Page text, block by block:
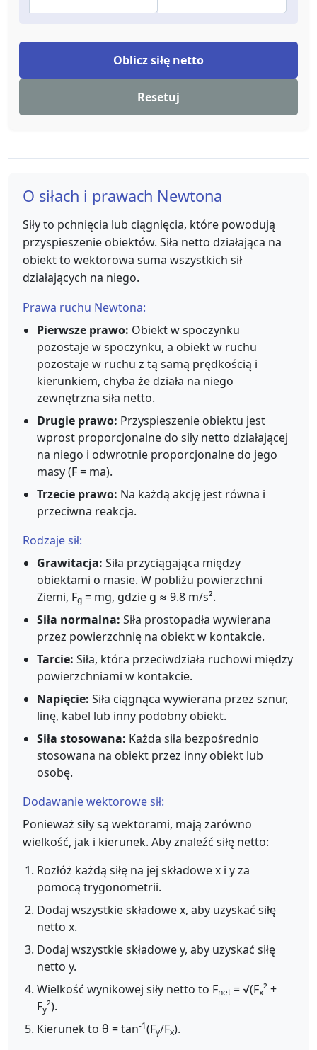
Oblicz siłę netto
Resetuj
O siłach i prawach Newtona
Siły to pchnięcia lub ciągnięcia, które powodują
przyspieszenie obiektów. Siła netto działająca na
obiekt to wektorowa suma wszystkich sił
działających na niego.
Prawa ruchu Newtona:
Pierwsze prawo: Obiekt w spoczynku
pozostaje w spoczynku, a obiekt w ruchu
pozostaje w ruchu z tą samą prędkością i
kierunkiem, chyba że działa na niego
zewnętrzna siła netto.
Drugie prawo: Przyspieszenie obiektu jest
wprost proporcjonalne do siły netto działającej
na niego i odwrotnie proporcjonalne do jego
masy (F = ma).
Trzecie prawo: Na każdą akcję jest równa i
przeciwna reakcja.
Rodzaje sił:
Grawitacja: Siła przyciągająca między
obiektami o masie. W pobliżu powierzchni
Ziemi, Fg = mg, gdzie g ≈ 9.8 m/s².
Siła normalna: Siła prostopadła wywierana
przez powierzchnię na obiekt w kontakcie.
Tarcie: Siła, która przeciwdziała ruchowi między
powierzchniami w kontakcie.
Napięcie: Siła ciągnąca wywierana przez sznur,
linę, kabel lub inny podobny obiekt.
Siła stosowana: Każda siła bezpośrednio
stosowana na obiekt przez inny obiekt lub
osobę.
Dodawanie wektorowe sił:
Ponieważ siły są wektorami, mają zarówno
wielkość, jak i kierunek. Aby znaleźć siłę netto:
Rozłóż każdą siłę na jej składowe x i y za
pomocą trygonometrii.
Dodaj wszystkie składowe x, aby uzyskać siłę
netto x.
Dodaj wszystkie składowe y, aby uzyskać siłę
netto y.
Wielkość wynikowej siły netto to Fnet = √(Fx² +
Fy²).
Kierunek to θ = tan-1(Fy/Fx).